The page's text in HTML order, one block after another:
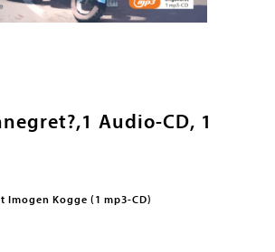
Audio-CD, 1
Imogen Kogge (1 mp3-CD)